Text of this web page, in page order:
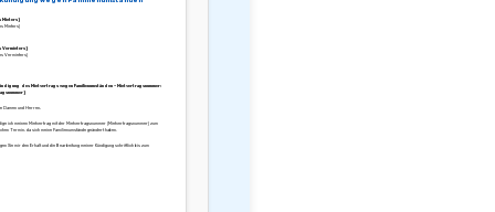
Mieters]
Mieters]
Vermieters]
Vermieters]
des Mietvertrags wegen Familienumständen – Mietvertragsnummer:
Damen und Herren,
ich meinen Mietvertrag mit der Mietvertragsnummer [Mietvertragsnummer] zum
Termin, da sich meine Familienumstände geändert haben.
Sie mir den Erhalt und die Bearbeitung meiner Kündigung schriftlich bis zum